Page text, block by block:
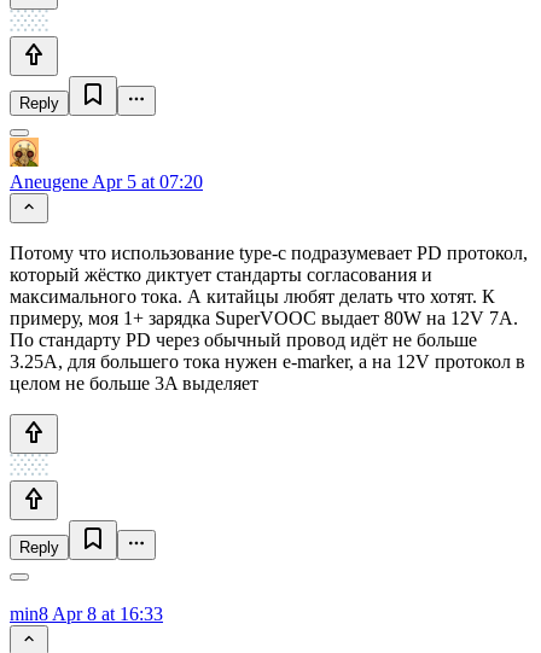
Reply
Aneugene Apr 5 at 07:20
Потому что использование type-c подразумевает PD протокол,
который жёстко диктует стандарты согласования и
максимального тока. А китайцы любят делать что хотят. К
примеру, моя 1+ зарядка SuperVOOC выдает 80W на 12V 7A.
По стандарту PD через обычный провод идёт не больше
3.25A, для большего тока нужен e-marker, а на 12V протокол в
целом не больше 3A выделяет
Reply
min8 Apr 8 at 16:33